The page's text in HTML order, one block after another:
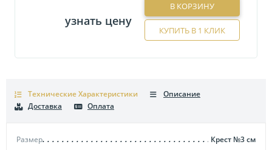
узнать цену
В КОРЗИНУ
КУПИТЬ В 1 КЛИК
Технические Характеристики
Размер Крест №3см
Описание
Доставка
Оплата